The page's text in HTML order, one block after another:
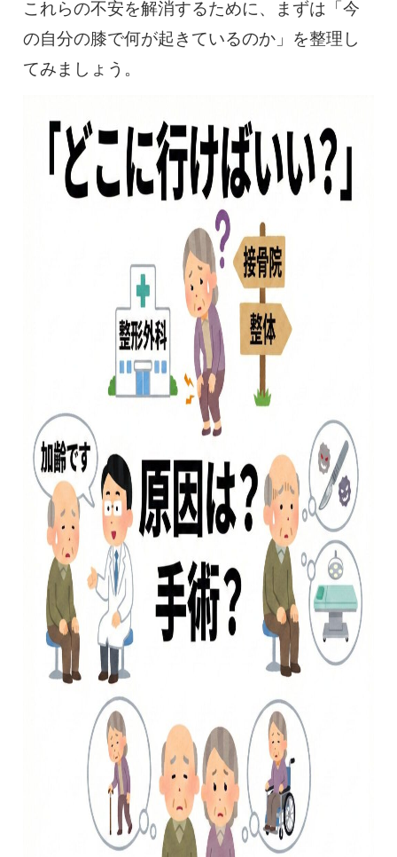
これらの不安を解消するために、まずは「今
の自分の膝で何が起きているのか」を整理し
てみましょう。